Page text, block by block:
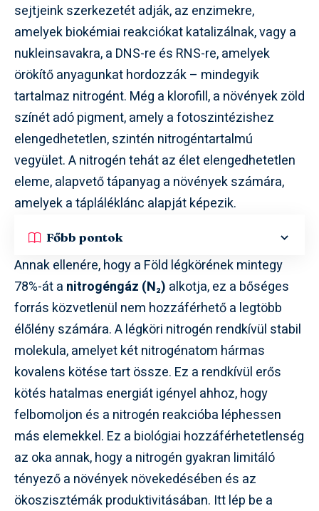
sejtjeink szerkezetét adják, az enzimekre,
amelyek biokémiai reakciókat katalizálnak, vagy a
nukleinsavakra, a DNS-re és RNS-re, amelyek
örökítő anyagunkat hordozzák – mindegyik
tartalmaz nitrogént. Még a klorofill, a növények zöld
színét adó pigment, amely a fotoszintézishez
elengedhetetlen, szintén nitrogéntartalmú
vegyület. A nitrogén tehát az élet elengedhetetlen
eleme, alapvető tápanyag a növények számára,
amelyek a tápláléklánc alapját képezik.
Főbb pontok
Annak ellenére, hogy a Föld légkörének mintegy
78%-át a nitrogéngáz (N₂) alkotja, ez a bőséges
forrás közvetlenül nem hozzáférhető a legtöbb
élőlény számára. A légköri nitrogén rendkívül stabil
molekula, amelyet két nitrogénatom hármas
kovalens kötése tart össze. Ez a rendkívül erős
kötés hatalmas energiát igényel ahhoz, hogy
felbomoljon és a nitrogén reakcióba léphessen
más elemekkel. Ez a biológiai hozzáférhetetlenség
az oka annak, hogy a nitrogén gyakran limitáló
tényező a növények növekedésében és az
ökoszisztémák produktivitásában. Itt lép be a